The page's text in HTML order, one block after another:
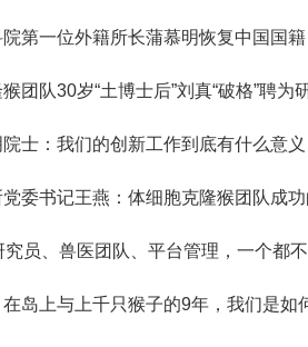
第一位外籍所长蒲慕明恢复中国国籍
团队30岁“土博士后”刘真“破格”聘
士：我们的创新工作到底有什么意
委书记王燕：体细胞克隆猴团队成
究员、兽医团队、平台管理，一个都
岛上与上千只猴子的9年，我们是